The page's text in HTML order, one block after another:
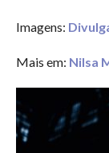
Imagens:
Mais em: Nilsa